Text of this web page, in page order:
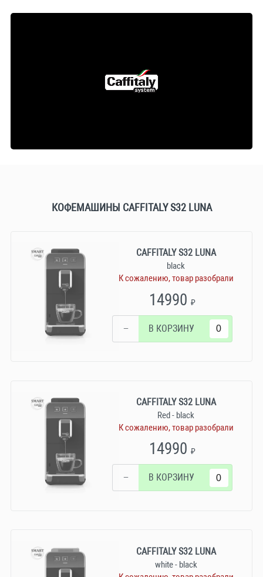
КОФЕМАШИНЫ CAFFITALY S32 LUNA
CAFFITALY S32 LUNA
black
К сожалению, товар разобрали
14990₽
− В КОРЗИНУ
CAFFITALY S32 LUNA
Red - black
К сожалению, товар разобрали
14990₽
− В КОРЗИНУ
CAFFITALY S32 LUNA
white - black